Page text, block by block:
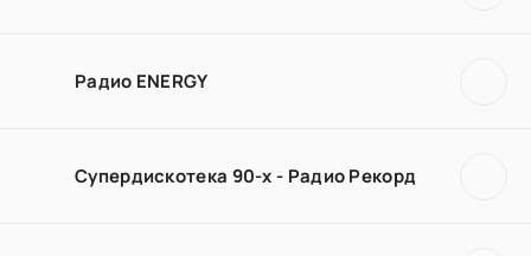
Радио ENERGY
Супердискотека 90-х - Радио Рекорд